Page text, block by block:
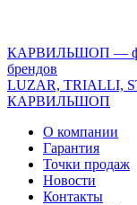
version="1.0"
encoding="utf-
8"?
>
КАРВИЛЬШОП —
брендов
LUZAR, TRIALLI,
КАРВИЛЬШОП
О компании
Гарантия
Точки продаж
Новости
Контакты